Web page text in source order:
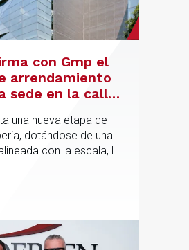
con Gmp el
arrendamiento
sede en la calle
una nueva etapa de
dotándose de una
con la escala, la